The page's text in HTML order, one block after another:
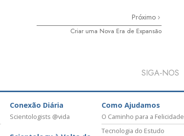
Próximo
Criar uma Nova Era de Expansão
SIGA‑NOS
Conexão Diária
Scientologists @vida
Como Ajudamos
O Caminho para a Felicidade
Tecnologia do Estudo